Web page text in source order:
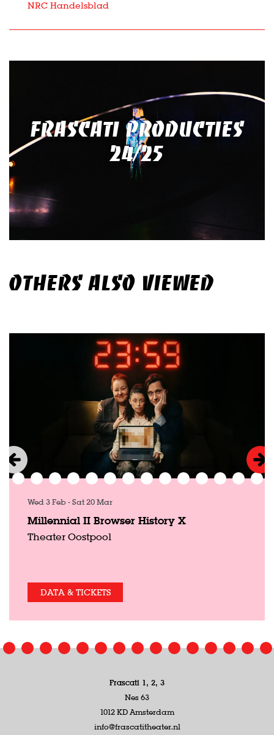
NRC Handelsblad
FRASCATI PRODUCTIES
24/25
OTHERS ALSO VIEWED
Millennial II Browser History X
Theater Oostpool
Wed 3 Feb-Sat 20 Mar
DATA & TICKETS
Frascati 1, 2, 3
Nes 63
1012 KD Amsterdam
info@frascatitheater.nl